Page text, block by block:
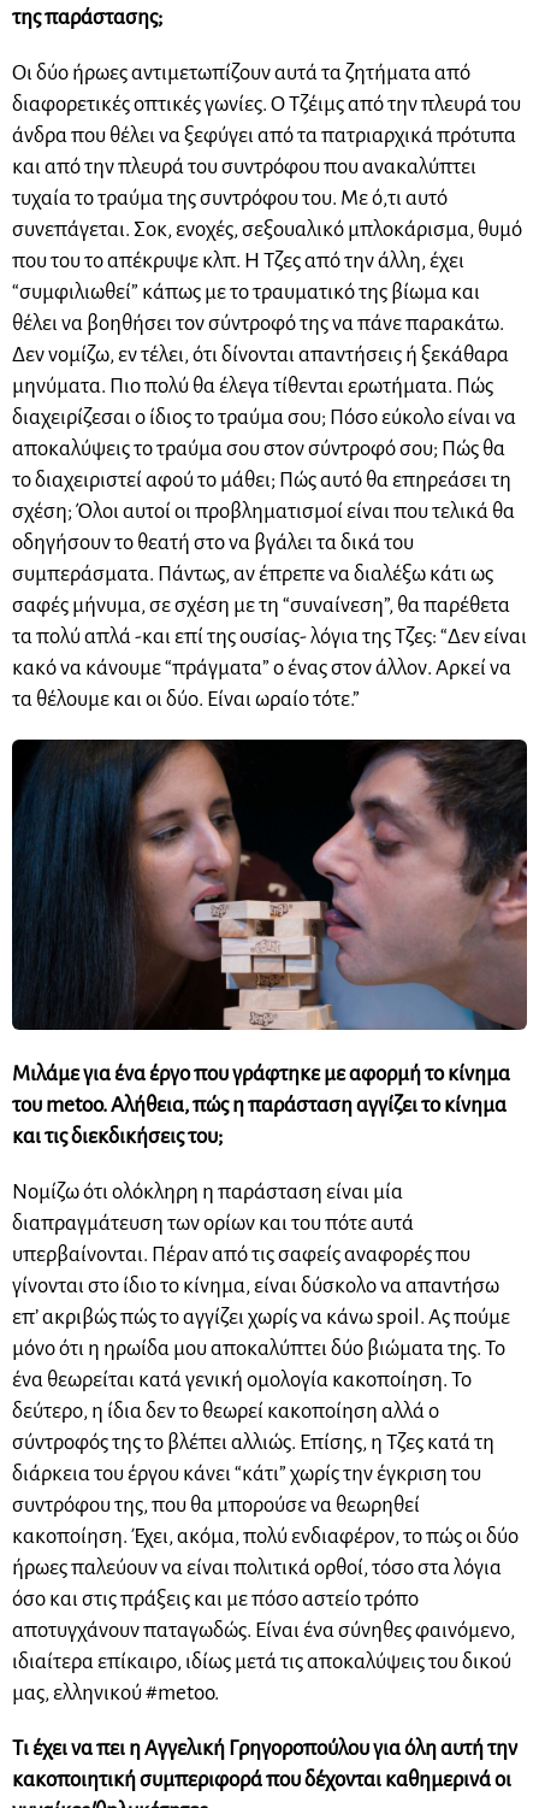
της παράστασης;
Οι δύο ήρωες αντιμετωπίζουν αυτά τα ζητήματα από
διαφορετικές οπτικές γωνίες. Ο Τζέιμς από την πλευρά του
άνδρα που θέλει να ξεφύγει από τα πατριαρχικά πρότυπα
και από την πλευρά του συντρόφου που ανακαλύπτει
τυχαία το τραύμα της συντρόφου του. Με ό,τι αυτό
συνεπάγεται. Σοκ, ενοχές, σεξουαλικό μπλοκάρισμα, θυμό
που του το απέκρυψε κλπ. Η Τζες από την άλλη, έχει
“συμφιλιωθεί” κάπως με το τραυματικό της βίωμα και
θέλει να βοηθήσει τον σύντροφό της να πάνε παρακάτω.
Δεν νομίζω, εν τέλει, ότι δίνονται απαντήσεις ή ξεκάθαρα
μηνύματα. Πιο πολύ θα έλεγα τίθενται ερωτήματα. Πώς
διαχειρίζεσαι ο ίδιος το τραύμα σου; Πόσο εύκολο είναι να
αποκαλύψεις το τραύμα σου στον σύντροφό σου; Πώς θα
το διαχειριστεί αφού το μάθει; Πώς αυτό θα επηρεάσει τη
σχέση; Όλοι αυτοί οι προβληματισμοί είναι που τελικά θα
οδηγήσουν το θεατή στο να βγάλει τα δικά του
συμπεράσματα. Πάντως, αν έπρεπε να διαλέξω κάτι ως
σαφές μήνυμα, σε σχέση με τη “συναίνεση”, θα παρέθετα
τα πολύ απλά -και επί της ουσίας- λόγια της Τζες: “Δεν είναι
κακό να κάνουμε “πράγματα” ο ένας στον άλλον. Αρκεί να
τα θέλουμε και οι δύο. Είναι ωραίο τότε.”
Μιλάμε για ένα έργο που γράφτηκε με αφορμή το κίνημα
του metoo. Αλήθεια, πώς η παράσταση αγγίζει το κίνημα
και τις διεκδικήσεις του;
Νομίζω ότι ολόκληρη η παράσταση είναι μία
διαπραγμάτευση των ορίων και του πότε αυτά
υπερβαίνονται. Πέραν από τις σαφείς αναφορές που
γίνονται στο ίδιο το κίνημα, είναι δύσκολο να απαντήσω
επ’ ακριβώς πώς το αγγίζει χωρίς να κάνω spoil. Ας πούμε
μόνο ότι η ηρωίδα μου αποκαλύπτει δύο βιώματα της. Το
ένα θεωρείται κατά γενική ομολογία κακοποίηση. Το
δεύτερο, η ίδια δεν το θεωρεί κακοποίηση αλλά ο
σύντροφός της το βλέπει αλλιώς. Επίσης, η Τζες κατά τη
διάρκεια του έργου κάνει “κάτι” χωρίς την έγκριση του
συντρόφου της, που θα μπορούσε να θεωρηθεί
κακοποίηση. Έχει, ακόμα, πολύ ενδιαφέρον, το πώς οι δύο
ήρωες παλεύουν να είναι πολιτικά ορθοί, τόσο στα λόγια
όσο και στις πράξεις και με πόσο αστείο τρόπο
αποτυγχάνουν παταγωδώς. Είναι ένα σύνηθες φαινόμενο,
ιδιαίτερα επίκαιρο, ιδίως μετά τις αποκαλύψεις του δικού
μας, ελληνικού #metoo.
Τι έχει να πει η Αγγελική Γρηγοροπούλου για όλη αυτή την
κακοποιητική συμπεριφορά που δέχονται καθημερινά οι